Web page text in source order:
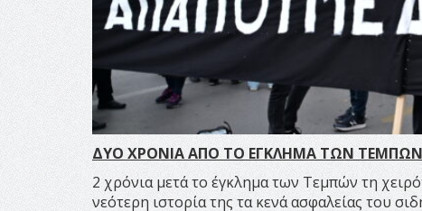
ΔΥΟ ΧΡΟΝΙΑ ΑΠΟ ΤΟ ΕΓΚΛΗΜΑ ΤΩΝ ΤΕΜΠΩΝ
2 χρόνια μετά το έγκλημα των Τεμπών τη
νεότερη ιστορία της τα κενά ασφαλείας του